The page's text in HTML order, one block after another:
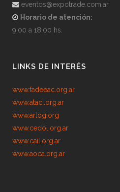
eventos@expotrade.com.ar
Horario de atención:
9:00 a 18:00 hs.
LINKS DE INTERÉS
www.fadeeac.org.ar
www.ataci.org.ar
www.arlog.org
www.cedol.org.ar
www.cail.org.ar
www.aoca.org.ar